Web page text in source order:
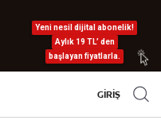
Yeni nesil dijital abonelik!
Aylık 19 TL’ den
başlayan fiyatlarla.
GİRİŞ